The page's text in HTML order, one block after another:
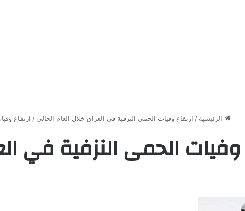
الرئيسية / ارتفاع وفيات الحمى النزفية في العراق خلال العام الحالي / ارتفاع
وفيات الحمى النزفية في